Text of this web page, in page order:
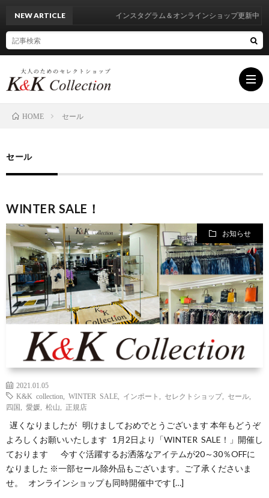
LIST
NEW ARTICLE インスタグラム＆オンラインショップ更新中
HOME セール
セール
WINTER SALE！
お知らせ
2021.01.05
K&K collection
WINTER SALE インポート セレクトショップ, セール
四国
愛媛 松山 正規店
遅くなりましたが 明けましておめでとうございます 本年もどうぞ
よろしくお願いいたします 1月2日より「WINTER SALE！」開催し
ております 今すぐ活躍するお洒落なアイテムが20～30％OFFに
なりました ※一部セール除外品もございます。ご了承くださいま
せ。 オンラインショップも同時開催中です […]